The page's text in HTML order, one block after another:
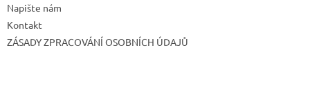
Napište nám
Kontakt
ZÁSADY ZPRACOVÁNÍ OSOBNÍCH ÚDAJŮ